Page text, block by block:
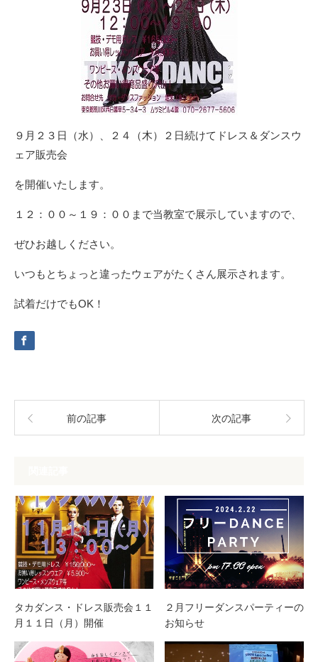
９月２３日（水）、２４（木）２日続けてドレス＆ダンスウ
ェア販売会
を開催いたします。
１２：００～１９：００まで当教室で展示していますので、
ぜひお越しください。
いつもとちょっと違ったウェアがたくさん展示されます。
試着だけでもOK！
前の記事 次の記事
タカダンス・ドレス販売会１１
月１１日（月）開催
２月フリーダンスパーティーの
お知らせ